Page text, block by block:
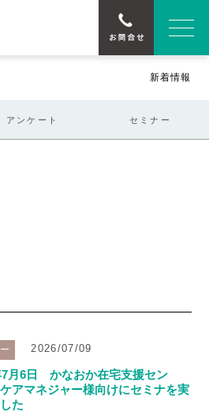
新着情報
アンケート セミナー
2026/07/09
7月6日 かなおか在宅支援セン
アマネジャー様向けにセミナを実
た